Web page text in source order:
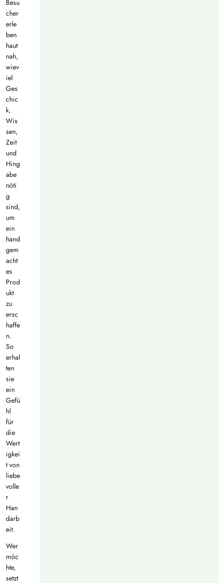
Besu
cher
erle
ben
haut
nah,
wiev
iel
Ges
chic
k,
Wis
sen,
Zeit
und
Hing
abe
nöti
g
sind,
um
ein
hand
gem
acht
es
Prod
ukt
zu
ersc
haffe
n.
So
erhal
ten
sie
ein
Gefü
hl
für
die
Wert
igkei
t von
liebe
volle
r
Han
darb
eit.
Wer
möc
hte,
setzt